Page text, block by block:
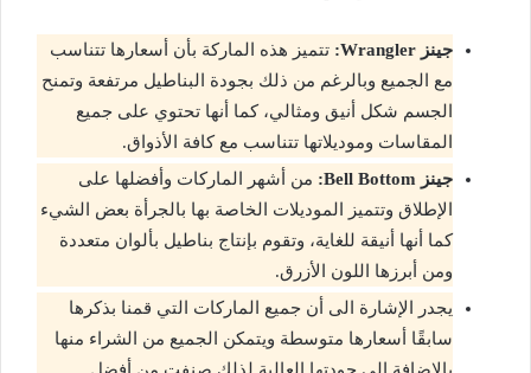
جينز Wrangler:
تتميز هذه الماركة بأن أسعارها تتناسب
مع الجميع وبالرغم من ذلك بجودة البناطيل مرتفعة وتمنح
الجسم شكل أنيق ومثالي، كما أنها تحتوي على جميع
المقاسات وموديلاتها تتناسب مع كافة الأذواق.
جينز Bell Bottom:
من أشهر الماركات وأفضلها على
الإطلاق وتتميز الموديلات الخاصة بها بالجرأة بعض الشيء
كما أنها أنيقة للغاية، وتقوم بإنتاج بناطيل بألوان متعددة
ومن أبرزها اللون الأزرق.
يجدر الإشارة الى أن جميع الماركات التي قمنا بذكرها
سابقًا أسعارها متوسطة ويتمكن الجميع من الشراء منها
بالإضافة الى جودتها العالية لذلك صنفت من أفضل